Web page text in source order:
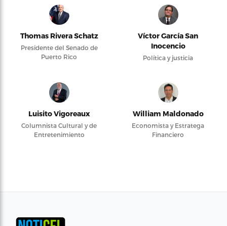
Thomas Rivera Schatz
Presidente del Senado de
Puerto Rico
Víctor García San
Inocencio
Política y justicia
Luisito Vigoreaux
Columnista Cultural y de
Entretenimiento
William Maldonado
Economista y Estratega
Financiero